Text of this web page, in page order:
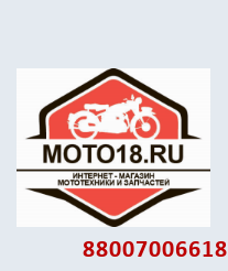
88007006618